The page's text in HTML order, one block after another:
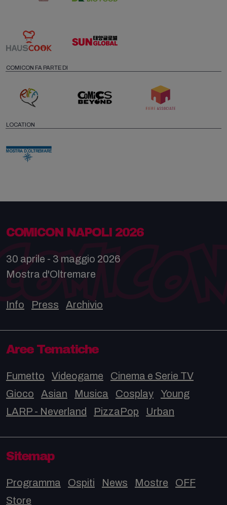
COMICON FA PARTE DI
LOCATION
COMICON NAPOLI 2026
30 aprile - 3 maggio 2026
Mostra d'Oltremare
Info Press Archivio
Aree Tematiche
Fumetto Videogame
Cinema e Serie TV
Gioco
Asian Musica Cosplay
Young
LARP - Neverland
PizzaPop Urban
Sitemap
Programma Ospiti News Mostre
OFF
Store